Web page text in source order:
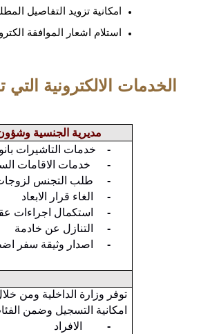
امكانية تزويد التفاصيل
استلام اشعار الموافقة
الخدمات الالكترونية
مديرية الجنسية وشؤون
-
خدمات التاشيرات
-
خدمات الاقامات
-
طلب التجنس لزوجات/
-
الغاء قرار الابعاد
-
استكمال اجراءات
-
التنازل عن خادمة
-
اصدار وثيقة سفر
توفر وزارة الداخلية ومن
امكانية التسجيل وضمن
-
الافراد